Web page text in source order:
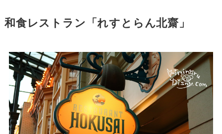
和食レストラン「れすとらん北齋」